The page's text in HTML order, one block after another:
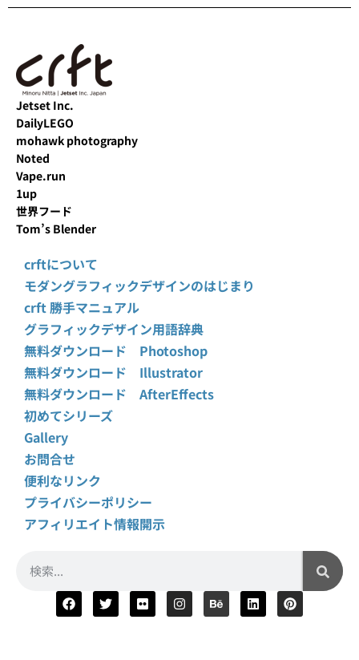
Jetset Inc.
DailyLEGO
mohawk photography
Noted
Vape.run
1up
世界フード
Tom’s Blender
crftについて
モダングラフィックデザインのはじまり
crft 勝手マニュアル
グラフィックデザイン用語辞典
無料ダウンロード Photoshop
無料ダウンロード Illustrator
無料ダウンロード AfterEffects
初めてシリーズ
Gallery
お問合せ
便利なリンク
プライバシーポリシー
アフィリエイト情報開示